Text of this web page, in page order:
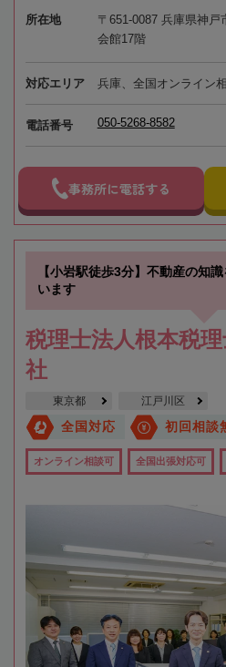
所在地
〒651-0087 兵庫県神戸
会館17階
対応エリア 兵庫、全国オンライン
電話番号 050-5268-8582
事務所に電話する
【小岩駅徒歩3分】不動産の知
います
税理士法人根本税
社
東京都 江戸川区
全国対応 初回相談
オンライン相談可 全国出張対応可